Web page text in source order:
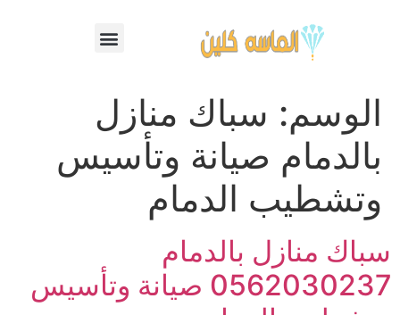
الوسم: سباك منازل
بالدمام صيانة وتأسيس
وتشطيب الدمام
سباك منازل بالدمام
0562030237 صيانة وتأسيس